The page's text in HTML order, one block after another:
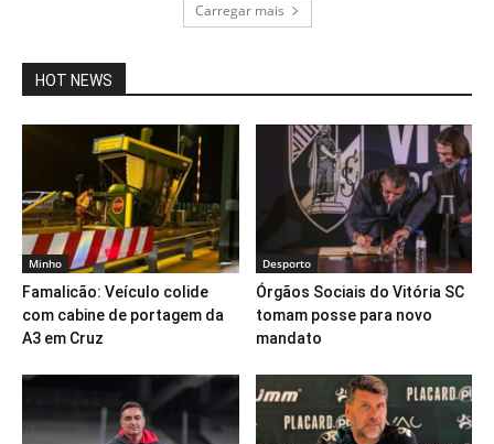
Carregar mais
HOT NEWS
Minho
Famalicão: Veículo colide
com cabine de portagem da
A3 em Cruz
Desporto
Órgãos Sociais do Vitória SC
tomam posse para novo
mandato